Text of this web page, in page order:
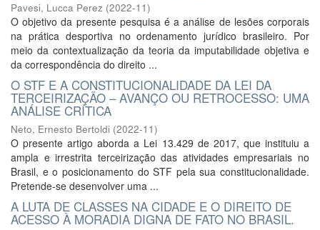
Pavesi, Lucca Perez (2022-11)
O objetivo da presente pesquisa é a análise de lesões corporais
na prática desportiva no ordenamento jurídico brasileiro. Por
meio da contextualização da teoria da imputabilidade objetiva e
da correspondência do direito ...
O STF E A CONSTITUCIONALIDADE DA LEI DA
TERCEIRIZAÇÃO – AVANÇO OU RETROCESSO: UMA
ANÁLISE CRÍTICA
Neto, Ernesto Bertoldi (2022-11)
O presente artigo aborda a Lei 13.429 de 2017, que instituiu a
ampla e irrestrita terceirização das atividades empresariais no
Brasil, e o posicionamento do STF pela sua constitucionalidade.
Pretende-se desenvolver uma ...
A LUTA DE CLASSES NA CIDADE E O DIREITO DE
ACESSO À MORADIA DIGNA DE FATO NO BRASIL.